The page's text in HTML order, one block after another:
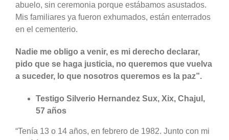
abuelo, sin ceremonia porque estábamos asustados.
Mis familiares ya fueron exhumados, están enterrados
en el cementerio.
Nadie me obligo a venir, es mi derecho declarar,
pido que se haga justicia, no queremos que vuelva
a suceder, lo que nosotros queremos es la paz”.
Testigo Silverio Hernandez Sux, Xix, Chajul,
57 años
“Tenía 13 o 14 años, en febrero de 1982. Junto con mi